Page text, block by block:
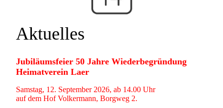
Aktuelles
Jubiläumsfeier 50 Jahre Wiederbegründung
Heimatverein Laer
Samstag, 12. September 2026, ab 14.00 Uhr
auf dem Hof Volkermann, Borgweg 2.